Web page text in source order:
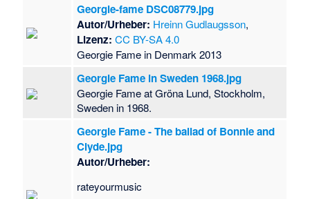
Georgie-fame DSC08779.jpg
Autor/Urheber: Hreinn Gudlaugsson,
Lizenz: CC BY-SA 4.0
Georgie Fame in Denmark 2013
Georgie Fame in Sweden 1968.jpg
Georgie Fame at Gröna Lund, Stockholm,
Sweden in 1968.
Georgie Fame - The ballad of Bonnie and
Clyde.jpg
Autor/Urheber:
rateyourmusic